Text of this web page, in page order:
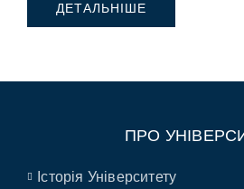
ДЕТАЛЬНІШЕ
ПРО
Історія Університету